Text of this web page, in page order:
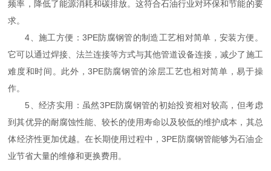
频率，降低了能源消耗和碳排放。这符合石油行业对环保和节能的要
求。
4、施工方便：3PE防腐钢管的制造工艺相对简单，安装方便。
它可以通过焊接、法兰连接等方式与其他管道设备连接，减少了施工
难度和时间。此外，3PE防腐钢管的涂层工艺也相对简单，易于操
作。
5、经济实用：虽然3PE防腐钢管的初始投资相对较高，但考虑
到其优异的耐腐蚀性能、较长的使用寿命以及较低的维护成本，其总
体经济性更加优越。在长期使用过程中，3PE防腐钢管能够为石油企
业节省大量的维修和更换费用。